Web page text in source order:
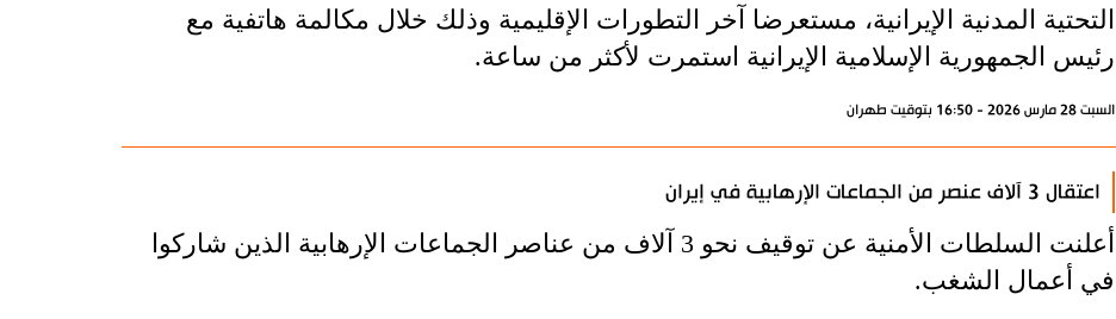
التحتية المدنية الإيرانية، مستعرضا آخر التطورات الإقليمية وذلك خلال مكالمة هاتفية مع
رئيس الجمهورية الإسلامية الإيرانية استمرت لأكثر من ساعة.
السبت 28 مارس 2026 - 16:50 بتوقيت طهران
اعتقال 3 آلاف عنصر من الجماعات الإرهابية في إيران
أعلنت السلطات الأمنية عن توقيف نحو 3 آلاف من عناصر الجماعات الإرهابية الذين شاركوا
في أعمال الشغب.